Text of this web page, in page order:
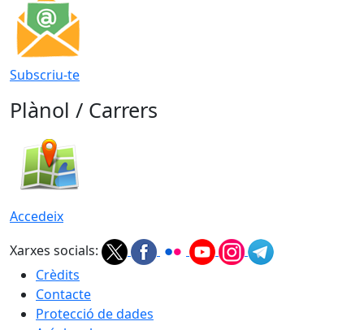
Subscriu-te
Plànol / Carrers
Accedeix
Xarxes socials:
Crèdits
Contacte
Protecció de dades